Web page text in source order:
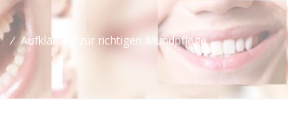
/ Aufklärung zur richtigen Mundpflege